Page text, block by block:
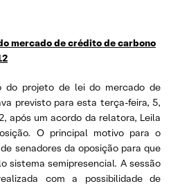
mercado de crédito de carbono
do projeto de lei do mercado de
previsto para esta terça-feira, 5,
após um acordo da relatora, Leila
O principal motivo para o
senadores da oposição para que
sistema semipresencial. A sessão
com a possibilidade de